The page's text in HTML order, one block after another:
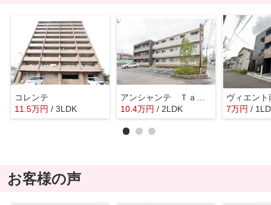
コレンテ
11.5万円 / 3LDK
10.4万円 / 2LDK
ヴィエント
7万円 /
お客様の声